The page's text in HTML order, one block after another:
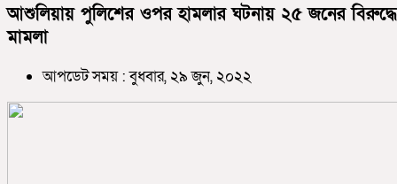
আশুলিয়ায় পুলিশের ওপর হামলার ঘটনায় ২৫ জনের বিরুদ্ধে
মামলা
আপডেট সময় : বুধবার, ২৯ জুন, ২০২২